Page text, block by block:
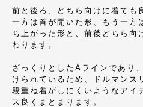
前と後ろ、どちら向けに着ても
一方は首が開いた形、もう一方
ち上がった形と、前後どちら向
わります。
ざっくりとしたAラインであり
けられているため、ドルマンス
段重ね着がしにくいようなアイ
ス良くまとまります。